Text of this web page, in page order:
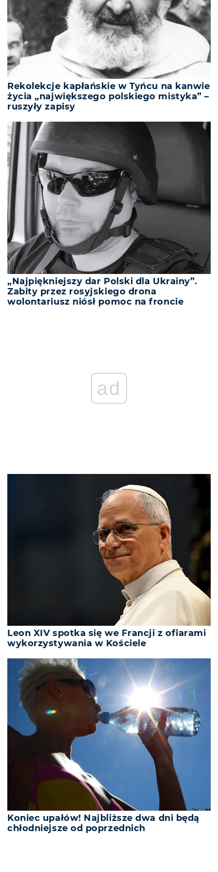
Rekolekcje kapłańskie w Tyńcu na kanwie
życia „największego polskiego mistyka” –
ruszyły zapisy
„Najpiękniejszy dar Polski dla Ukrainy”.
Zabity przez rosyjskiego drona
wolontariusz niósł pomoc na froncie
ad
Leon XIV spotka się we Francji z ofiarami
wykorzystywania w Kościele
Koniec upałów! Najbliższe dwa dni będą
chłodniejsze od poprzednich